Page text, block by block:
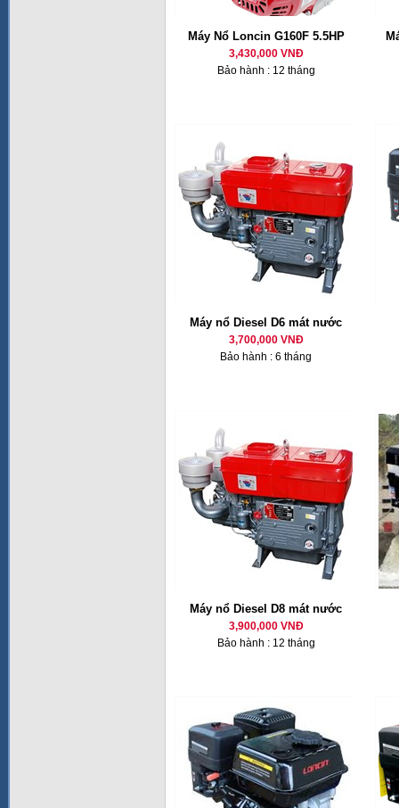
Máy Nổ Loncin G160F 5.5HP
3,430,000 VNĐ
Bảo hành : 12 tháng
Máy nổ Diesel D6 mát nước
3,700,000 VNĐ
Bảo hành : 6 tháng
Máy nổ Diesel D8 mát nước
3,900,000 VNĐ
Bảo hành : 12 tháng